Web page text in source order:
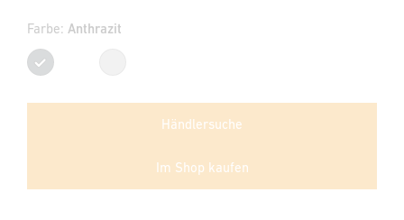
Farbe: Anthrazit
Anthrazit
Händlersuche
Im Shop kaufen